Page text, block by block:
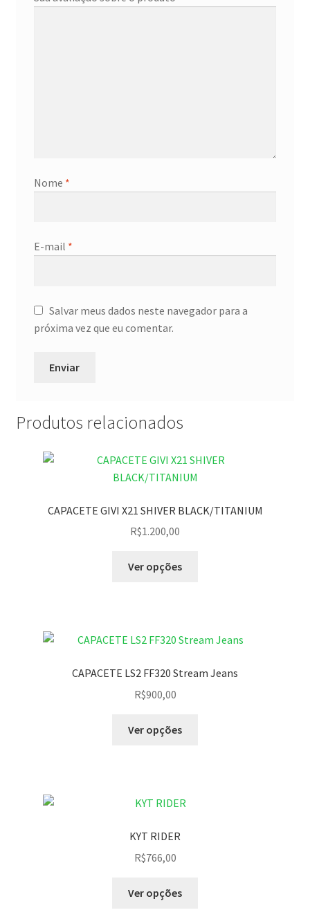
Nome *
E-mail *
Salvar meus dados neste navegador para a
próxima vez que eu comentar.
Produtos relacionados
CAPACETE GIVI X21 SHIVER BLACK/TITANIUM
R$1.200,00
Ver opções
CAPACETE LS2 FF320 Stream Jeans
R$900,00
Ver opções
KYT RIDER
R$766,00
Ver opções